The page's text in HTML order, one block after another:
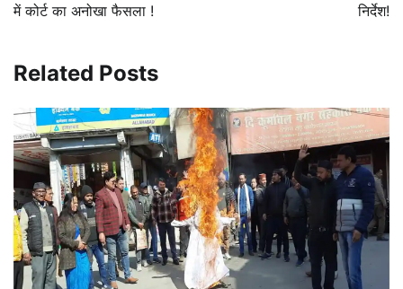
में कोर्ट का अनोखा फैसला !
निर्देश!
Related Posts